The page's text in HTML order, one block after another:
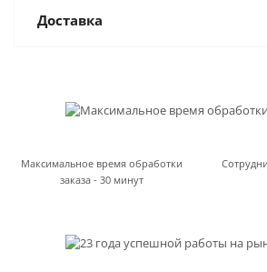
Доставка
Максимальное время обработки
заказа - 30 минут